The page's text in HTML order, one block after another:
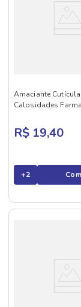
Amaciante
Calosidades
R$ 19,40
+2